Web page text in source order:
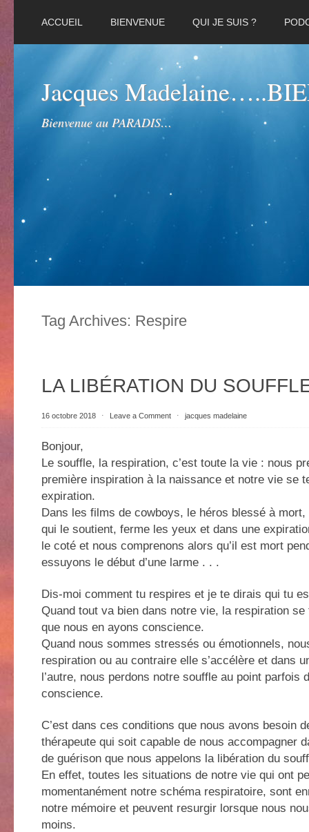
ACCUEIL BIENVENUE QUI JE SUIS ?
Jacques
Bienvenue au PARADIS…
Tag Archives: Respire
LA LIBÉRATION DU
16 octobre 2018 ⋅ Leave a Comment ⋅ jacques madelaine
Bonjour,
Le souffle, la respiration, c’est toute la vie : nous
première inspiration à la naissance et notre vie se
expiration.
Dans les films de cowboys, le héros blessé à mort,
qui le soutient, ferme les yeux et dans une
le coté et nous comprenons alors qu’il est mort
essuyons le début d’une larme . . .
Dis-moi comment tu respires et je te dirais qui tu
Quand tout va bien dans notre vie, la respiration
que nous en ayons conscience.
Quand nous sommes stressés ou émotionnels,
respiration ou au contraire elle s’accélère et dans
l’autre, nous perdons notre souffle au point parfois
conscience.
C’est dans ces conditions que nous avons besoin
thérapeute qui soit capable de nous accompagner
de guérison que nous appelons la libération du
En effet, toutes les situations de notre vie qui ont
momentanément notre schéma respiratoire, sont
notre mémoire et peuvent resurgir lorsque nous
moins.